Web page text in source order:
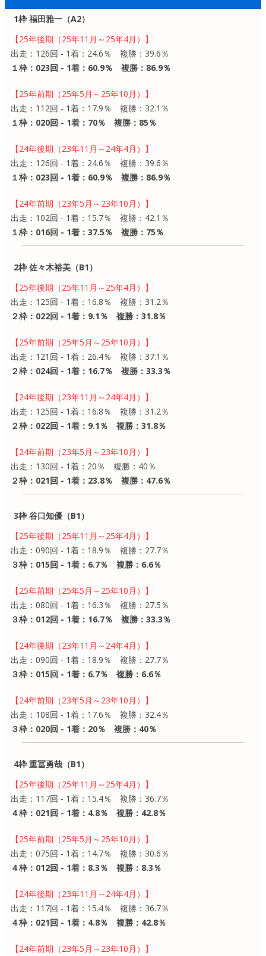
1枠 福田雅一（A2）
【25年後期（25年11月～25年4月）】
出走：126回 - 1着：24.6％ 複勝：39.6％
１枠：023回 - 1着：60.9％ 複勝：86.9％
【25年前期（25年5月～25年10月）】
出走：112回 - 1着：17.9％ 複勝：32.1％
１枠：020回 - 1着：70％ 複勝：85％
【24年後期（23年11月～24年4月）】
出走：126回 - 1着：24.6％ 複勝：39.6％
１枠：023回 - 1着：60.9％ 複勝：86.9％
【24年前期（23年5月～23年10月）】
出走：102回 - 1着：15.7％ 複勝：42.1％
１枠：016回 - 1着：37.5％ 複勝：75％
2枠 佐々木裕美（B1）
【25年後期（25年11月～25年4月）】
出走：125回 - 1着：16.8％ 複勝：31.2％
２枠：022回 - 1着：9.1％ 複勝：31.8％
【25年前期（25年5月～25年10月）】
出走：121回 - 1着：26.4％ 複勝：37.1％
２枠：024回 - 1着：16.7％ 複勝：33.3％
【24年後期（23年11月～24年4月）】
出走：125回 - 1着：16.8％ 複勝：31.2％
２枠：022回 - 1着：9.1％ 複勝：31.8％
【24年前期（23年5月～23年10月）】
出走：130回 - 1着：20％ 複勝：40％
２枠：021回 - 1着：23.8％ 複勝：47.6％
3枠 谷口知優（B1）
【25年後期（25年11月～25年4月）】
出走：090回 - 1着：18.9％ 複勝：27.7％
３枠：015回 - 1着：6.7％ 複勝：6.6％
【25年前期（25年5月～25年10月）】
出走：080回 - 1着：16.3％ 複勝：27.5％
３枠：012回 - 1着：16.7％ 複勝：33.3％
【24年後期（23年11月～24年4月）】
出走：090回 - 1着：18.9％ 複勝：27.7％
３枠：015回 - 1着：6.7％ 複勝：6.6％
【24年前期（23年5月～23年10月）】
出走：108回 - 1着：17.6％ 複勝：32.4％
３枠：020回 - 1着：20％ 複勝：40％
4枠 重冨勇哉（B1）
【25年後期（25年11月～25年4月）】
出走：117回 - 1着：15.4％ 複勝：36.7％
４枠：021回 - 1着：4.8％ 複勝：42.8％
【25年前期（25年5月～25年10月）】
出走：075回 - 1着：14.7％ 複勝：30.6％
４枠：012回 - 1着：8.3％ 複勝：8.3％
【24年後期（23年11月～24年4月）】
出走：117回 - 1着：15.4％ 複勝：36.7％
４枠：021回 - 1着：4.8％ 複勝：42.8％
【24年前期（23年5月～23年10月）】